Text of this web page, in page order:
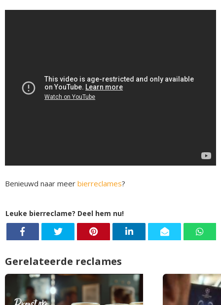
Benieuwd naar meer bierreclames?
Leuke bierreclame? Deel hem nu!
Gerelateerde reclames